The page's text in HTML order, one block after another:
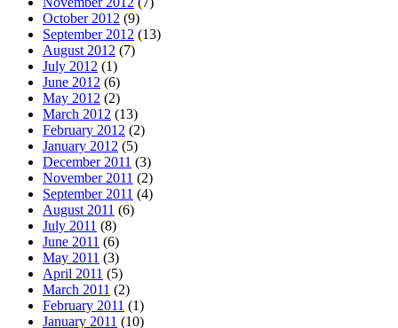
October 2012 (9)
September 2012 (13)
August 2012 (7)
July 2012 (1)
June 2012 (6)
May 2012 (2)
March 2012 (13)
February 2012 (2)
January 2012 (5)
December 2011 (3)
November 2011 (2)
September 2011 (4)
August 2011 (6)
July 2011 (8)
June 2011 (6)
May 2011 (3)
April 2011 (5)
March 2011 (2)
February 2011 (1)
January 2011 (10)